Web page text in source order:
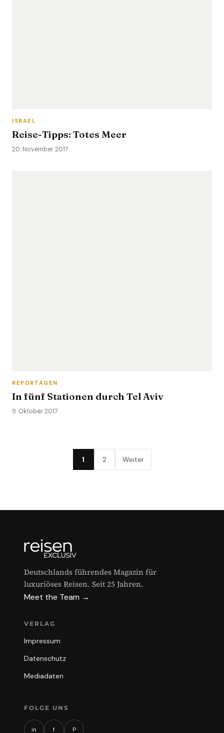
ISRAEL
Reise-Tipps: Totes Meer
20. November 2017
REPORTAGEN
In fünf Stationen durch Tel Aviv
9. Oktober 2017
1 2 Weiter
Deutschlands führendes Magazin für
luxuriöses Reisen. Seit 25 Jahren.
Meet the Team →
VERLAG
Impressum
Datenschutz
Mediadaten
FOLGE UNS
in f P